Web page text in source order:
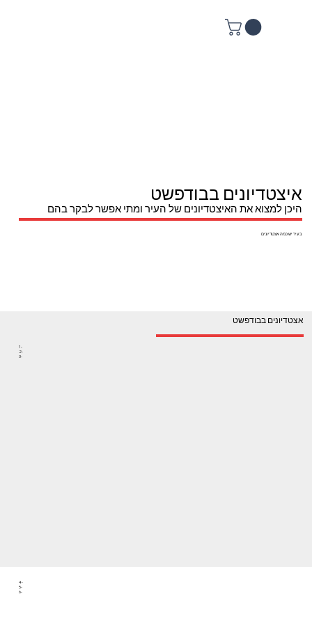
איצטדיונים בבודפשט
היכן למצוא את האיצטדיונים של העיר ומתי אפשר לבקר בהם
בעיר יש כמה אצטדיונים
4-
5-
6-
אצטדיונים בבודפשט
1-
2-
3-